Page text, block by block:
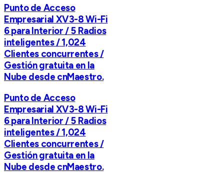
Punto de Acceso
Empresarial XV3-8 Wi-Fi
6 para Interior / 5 Radios
inteligentes / 1,024
Clientes concurrentes /
Gestión gratuita en la
Nube desde cnMaestro.
Punto de Acceso
Empresarial XV3-8 Wi-Fi
6 para Interior / 5 Radios
inteligentes / 1,024
Clientes concurrentes /
Gestión gratuita en la
Nube desde cnMaestro.